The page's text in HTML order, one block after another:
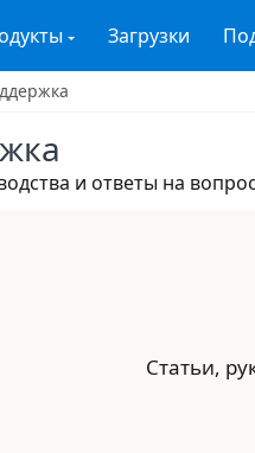
Загрузки
и ответы на
Статьи,